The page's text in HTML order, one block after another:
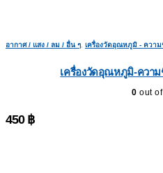
อากาศ / แสง / ลม / อื่น ๆ เครื่องวัดอุณหภูมิ - ควา
เครื่องวัดอุณหภูมิ-ควา
0 out
450 ฿